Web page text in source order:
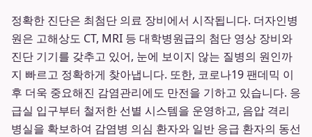
정확한 진단은 최첨단 의료 장비에서 시작됩니다. 더자인병
원은 고해상도 CT, MRI 등 대학병원급의 첨단 영상 장비와
진단 기기를 갖추고 있어, 눈에 보이지 않는 질병의 원인까
지 빠르고 정확하게 찾아냅니다. 또한, 코로나19 팬데믹 이
후 더욱 중요해진 감염관리에도 만전을 기하고 있습니다. 응
급실 입구부터 철저한 선별 시스템을 운영하고, 음압 격리
병실을 확보하여 감염병 의심 환자와 일반 응급 환자의 동선